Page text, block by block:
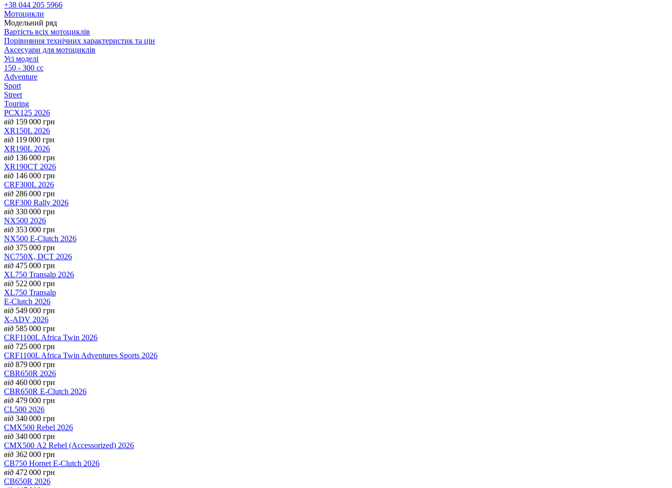
+38 044 205 5966
Мотоцикли
Модельний ряд
Вартість всіх мотоциклів
Порівняння технічних характеристик та цін
Аксесуари для мотоциклів
Усі моделі
150 - 300 cc
Adventure
Sport
Street
Touring
PCX125 2026
від 159 000 грн
XR150L 2026
від 119 000 грн
XR190L 2026
від 136 000 грн
XR190CT 2026
від 146 000 грн
CRF300L 2026
від 286 000 грн
CRF300 Rally 2026
від 330 000 грн
NX500 2026
від 353 000 грн
NX500 E-Clutch 2026
від 375 000 грн
NC750X, DCT 2026
від 475 000 грн
XL750 Transalp 2026
від 522 000 грн
XL750 Transalp
E-Clutch 2026
від 549 000 грн
X-ADV 2026
від 585 000 грн
CRF1100L Africa Twin 2026
від 725 000 грн
CRF1100L Africa Twin Adventures Sports 2026
від 879 000 грн
CBR650R 2026
від 460 000 грн
CBR650R E-Clutch 2026
від 479 000 грн
CL500 2026
від 340 000 грн
CMX500 Rebel 2026
від 340 000 грн
CMX500 А2 Rebel (Accessorized) 2026
від 362 000 грн
CB750 Hornet E-Clutch 2026
від 472 000 грн
CB650R 2026